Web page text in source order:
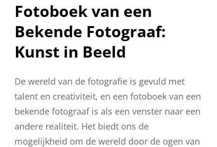
Fotoboek van een
Bekende Fotograaf:
Kunst in Beeld
De wereld van de fotografie is gevuld met
talent en creativiteit, en een fotoboek van een
bekende fotograaf is als een venster naar een
andere realiteit. Het biedt ons de
mogelijkheid om de wereld door de ogen van